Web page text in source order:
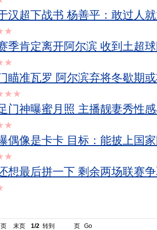
汉超下战书 杨善平：敢过人
季肯定离开阿尔滨 收到土超
瞄准瓦罗 阿尔滨弃将冬歇期
门神曝蜜月照 主播靓妻秀性
偶像是卡卡 目标：能披上国
想最后拼一下 剩余两场联赛
末页 1/2 转到 页 Go